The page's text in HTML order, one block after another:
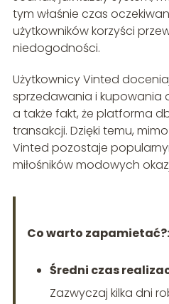
tym właśnie czas
użytkowników korzyści
niedogodności.
Użytkownicy Vinted
sprzedawania i kupowania
a także fakt, że platforma
transakcji. Dzięki temu,
Vinted pozostaje
miłośników modowych
Co warto zapamietać?:
Średni czas
Zazwyczaj kilka dni